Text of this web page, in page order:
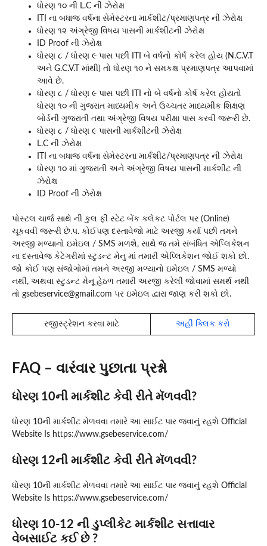
ધોરણ ૧૦ ની L.C ની ઝેરોક્ષ
ITI ના બધાજ વર્ષના સેમેસ્ટરના માર્કશીટ/પ્રમાણપત્ર ની ઝેરોક્ષ
ધોરણ ૧૨ અંગ્રેજી વિષય પાસની માર્કશીટની ઝેરોક્ષ
ID Proof ની ઝેરોક્ષ
ધોરણ ૮ / ધોરણ ૯ પાસ પછી ITI બે વર્ષનો કોર્ષ કરેલ હોય (N.C.V.T
અને G.C.V.T માંથી) તો ધોરણ ૧૦ ને સમકક્ષ પ્રમાણપત્ર આપવામાં
આવે છે.
ધોરણ ૮ / ધોરણ ૯ પાસ પછી ITI નો બે વર્ષનો કોર્ષ કરેલ હોયતો
ધોરણ ૧૦ ની ગુજરાત માધ્યમીક અને ઉચ્ચતર માધ્યમીક શિક્ષણ
બોર્ડની ગુજરાતી તથા અંગ્રેજી વિષય પરીક્ષા પાસ કરવી જરૂરી છે.
ધોરણ ૮ / ધોરણ ૯ પાસની માર્કશીટની ઝેરોક્ષ
L.C ની ઝેરોક્ષ
ITI ના બધાજ વર્ષના સેમેસ્ટરના માર્કશીટ/પ્રમાણપત્ર ની ઝેરોક્ષ
ધોરણ ૧૦ માં ગુજરાતી અને અંગ્રેજી વિષય પાસની માર્કશીટ ની
ઝેરોક્ષ
ID Proof ની ઝેરોક્ષ
પોસ્ટલ ચાર્જ સાથે ની કુલ ફી સ્ટેટ બેંક કલેકટ પોર્ટલ પર (Online)
ચૂકવવી જરૂરી છે.૫. કોઈપણ દસ્તાવેજો માટે અરજી કર્યા પછી તમને
અરજી મળ્યાનો ઇમેઇલ / SMS મળશે, સાથે જ તમે સંબંધિત એપ્લિકેશન
ના દસ્તાવેજ કેટેગરીમાં સ્ટુડન્ટ મેનુ માં તમારી એપ્લિકેશન જોઈ શકો છો.
જો કોઈ પણ સંજોગોમાં તમને અરજી મળ્યાનો ઇમેઇલ / SMS મળ્યો
નથી, અથવા સ્ટુડન્ટ મેનૂ હેઠળ તમારી અરજી કરેલી જોવામાં સમર્થ નથી
તો gsebeservice@gmail.com પર ઇમેઇલ દ્વારા જાણ કરી શકો છો.
રજીસ્ટ્રેશન કરવા માટે અહીં ક્લિક કરો
FAQ – વારંવાર પુછાતા પ્રશ્નો
ધોરણ 10ની માર્કશીટ કેવી રીતે મૅળવવી?
ધોરણ 10ની માર્કશીટ મેળવવા તમારે આ સાઈટ પાર જવાનું રહશે Official
Website Is https://www.gsebeservice.com/
ધોરણ 12ની માર્કશીટ કેવી રીતે મૅળવવી?
ધોરણ 10ની માર્કશીટ મેળવવા તમારે આ સાઈટ પાર જવાનું રહશે Official
Website Is https://www.gsebeservice.com/
ધોરણ 10-12 ની ડુપ્લીકેટ માર્કશીટ સત્તાવાર
વેબસાઈટ કઈ છે ?